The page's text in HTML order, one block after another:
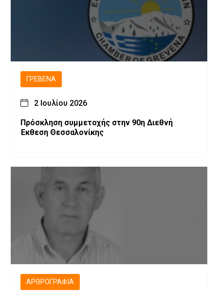
ΓΡΕΒΕΝΆ
2 Ιουλίου 2026
Πρόσκληση συμμετοχής στην 90η Διεθνή
Έκθεση Θεσσαλονίκης
ΑΡΘΡΟΓΡΑΦΊΑ